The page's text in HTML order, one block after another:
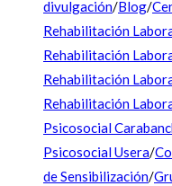
divulgación/Blog/
Rehabilitación
Rehabilitación
Rehabilitación
Rehabilitación
Psicosocial
Psicosocial Usera/
de Sensibilización/